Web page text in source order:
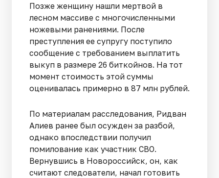
Позже женщину нашли мертвой в
лесном массиве с многочисленными
ножевыми ранениями. После
преступления ее супругу поступило
сообщение с требованием выплатить
выкуп в размере 26 биткойнов. На тот
момент стоимость этой суммы
оценивалась примерно в 87 млн рублей.
По материалам расследования, Ридван
Алиев ранее был осужден за разбой,
однако впоследствии получил
помилование как участник СВО.
Вернувшись в Новороссийск, он, как
считают следователи, начал готовить